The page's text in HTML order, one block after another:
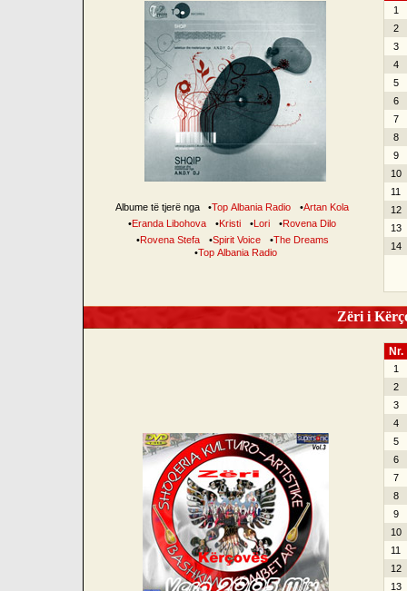
Albume të tjerë nga •Top Albania Radio •Artan Kola
•Eranda Libohova •Kristi •Lori •Rovena Dilo
•Rovena Stefa •Spirit Voice •The Dreams
•Top Albania Radio
1
2
3
4
5
6
7
8
9
10
11
12
13
14
Zëri i
Nr.
1
2
3
4
5
6
7
8
9
10
11
12
13